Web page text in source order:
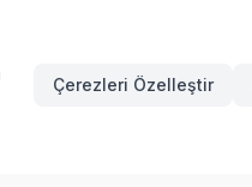
Çerezleri Özelleştir